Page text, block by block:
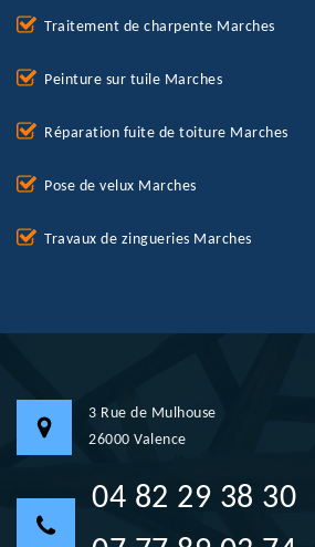
Traitement de charpente Marches
Peinture sur tuile Marches
Réparation fuite de toiture Marches
Pose de velux Marches
Travaux de zingueries Marches
3 Rue de Mulhouse
26000 Valence
04 82 29 38 30